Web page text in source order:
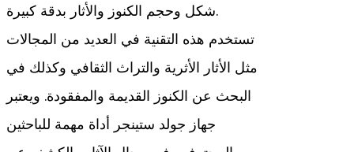
شكل وحجم الكنوز والأثار بدقة كبيرة.
تستخدم هذه التقنية في العديد من المجالات
مثل الأثار الأثرية والتراث الثقافي وكذلك في
البحث عن الكنوز القديمة والمفقودة. ويعتبر
جهاز جولد ستينجر أداة مهمة للباحثين